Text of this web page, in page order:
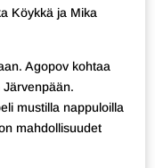
Köykkä ja Mika
Agopov kohtaa
mustilla nappuloilla
mahdollisuudet